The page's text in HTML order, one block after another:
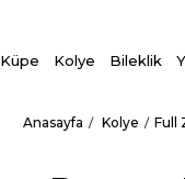
Küpe Kolye Bileklik
Anasayfa Kolye
Full